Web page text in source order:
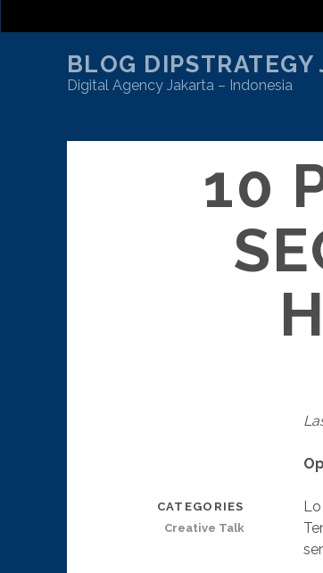
BLOG DIPSTRATEGY
Digital Agency Jakarta – Indonesia
10
CATEGORIES
Creative Talk